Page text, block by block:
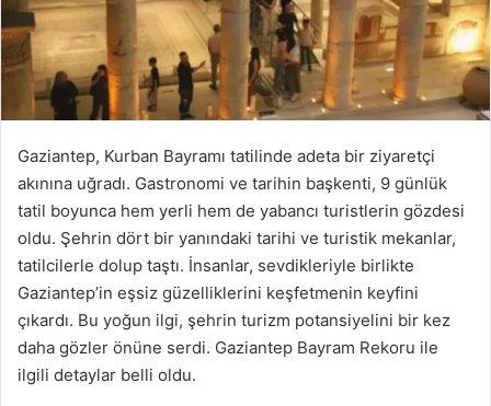
Gaziantep, Kurban Bayramı tatilinde adeta bir ziyaretçi
akınına uğradı. Gastronomi ve tarihin başkenti, 9 günlük
tatil boyunca hem yerli hem de yabancı turistlerin gözdesi
oldu. Şehrin dört bir yanındaki tarihi ve turistik mekanlar,
tatilcilerle dolup taştı. İnsanlar, sevdikleriyle birlikte
Gaziantep’in eşsiz güzelliklerini keşfetmenin keyfini
çıkardı. Bu yoğun ilgi, şehrin turizm potansiyelini bir kez
daha gözler önüne serdi. Gaziantep Bayram Rekoru ile
ilgili detaylar belli oldu.